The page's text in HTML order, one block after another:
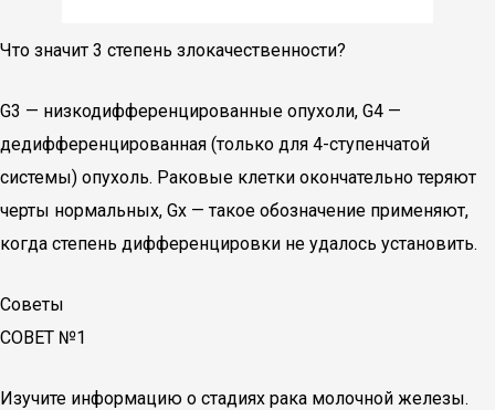
Что значит 3 степень злокачественности?
G3 — низкодифференцированные опухоли, G4 —
дедифференцированная (только для 4-ступенчатой
системы) опухоль. Раковые клетки окончательно теряют
черты нормальных, Gx — такое обозначение применяют,
когда степень дифференцировки не удалось установить.
Советы
СОВЕТ №1
Изучите информацию о стадиях рака молочной железы.